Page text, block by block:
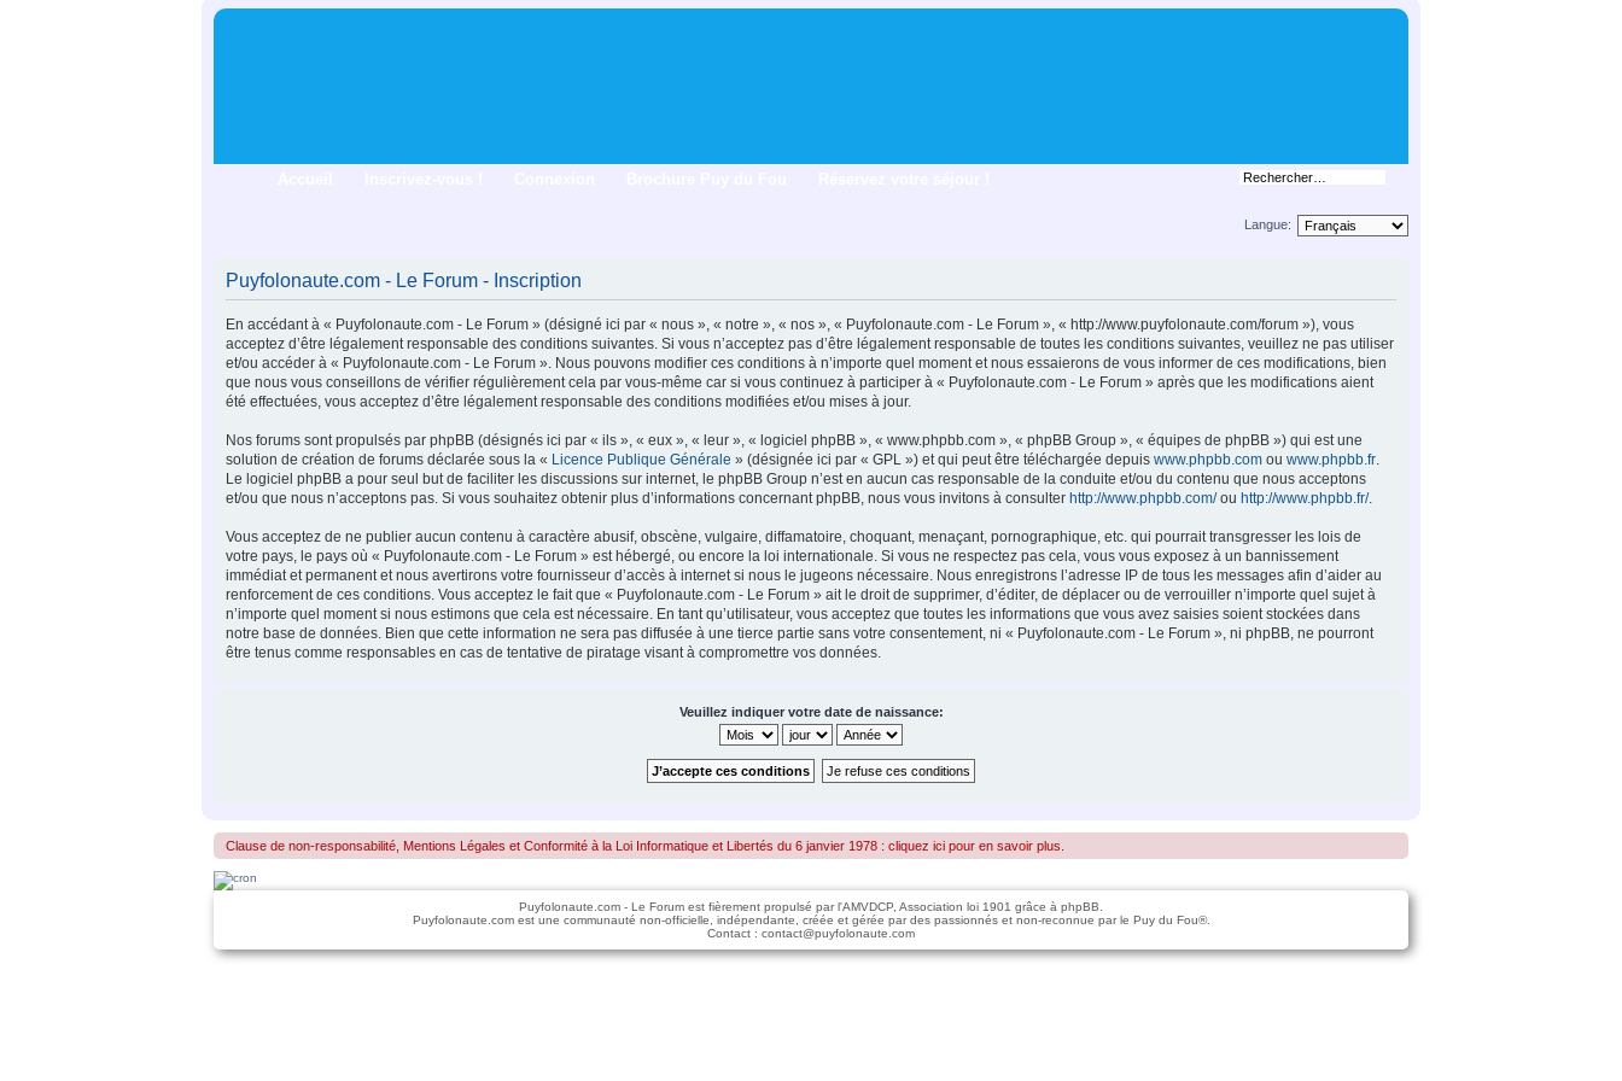
Langue:
Puyfolonaute.com - Le Forum - Inscription
En accédant à « Puyfolonaute.com - Le Forum » (désigné ici par « nous », « notre », « nos », « Puyfolonaute.com - Le Forum », « http://www.puyfolonaute.com/forum »), vous
acceptez d’être légalement responsable des conditions suivantes. Si vous n’acceptez pas d’être légalement responsable de toutes les conditions suivantes, veuillez ne pas utiliser
et/ou accéder à « Puyfolonaute.com - Le Forum ». Nous pouvons modifier ces conditions à n’importe quel moment et nous essaierons de vous informer de ces modifications, bien
que nous vous conseillons de vérifier régulièrement cela par vous-même car si vous continuez à participer à « Puyfolonaute.com - Le Forum » après que les modifications aient
été effectuées, vous acceptez d’être légalement responsable des conditions modifiées et/ou mises à jour.
Nos forums sont propulsés par phpBB (désignés ici par « ils », « eux », « leur », « logiciel phpBB », « www.phpbb.com », « phpBB Group », « équipes de phpBB ») qui est une
solution de création de forums déclarée sous la « Licence Publique Générale » (désignée ici par « GPL ») et qui peut être téléchargée depuis www.phpbb.com ou www.phpbb.fr
Le logiciel phpBB a pour seul but de faciliter les discussions sur internet, le phpBB Group n’est en aucun cas responsable de la conduite et/ou du contenu que nous acceptons
et/ou que nous n’acceptons pas. Si vous souhaitez obtenir plus d’informations concernant phpBB, nous vous invitons à consulter http://www.phpbb.com/ou http://www.phpbb.fr/.
Vous acceptez de ne publier aucun contenu à caractère abusif, obscène, vulgaire, diffamatoire, choquant, menaçant, pornographique, etc. qui pourrait transgresser les lois de
votre pays, le pays où « Puyfolonaute.com - Le Forum » est hébergé, ou encore la loi internationale. Si vous ne respectez pas cela, vous vous exposez à un bannissement
immédiat et permanent et nous avertirons votre fournisseur d’accès à internet si nous le jugeons nécessaire. Nous enregistrons l’adresse IP de tous les messages afin d’aider au
renforcement de ces conditions. Vous acceptez le fait que « Puyfolonaute.com - Le Forum » ait le droit de supprimer, d’éditer, de déplacer ou de verrouiller n’importe quel sujet à
n’importe quel moment si nous estimons que cela est nécessaire. En tant qu’utilisateur, vous acceptez que toutes les informations que vous avez saisies soient stockées dans
notre base de données. Bien que cette information ne sera pas diffusée à une tierce partie sans votre consentement, ni « Puyfolonaute.com - Le Forum », ni phpBB, ne pourront
être tenus comme responsables en cas de tentative de piratage visant à compromettre vos données.
Veuillez indiquer votre date de naissance:
Clause de non-responsabilité, Mentions Légales et Conformité à la Loi Informatique et Libertés du 6 janvier 1978 : cliquez ici pour en savoir plus.
Puyfolonaute.com - Le Forum est fièrement propulsé par l'AMVDCP, Association loi 1901 grâce à phpBB.
Puyfolonaute.com est une communauté non-officielle, indépendante, créée et gérée par des passionnés et non-reconnue par le Puy du Fou®.
Contact : contact@puyfolonaute.com